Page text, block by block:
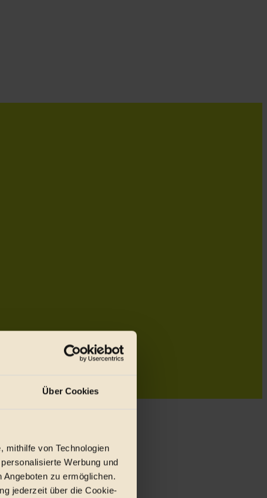
Über Cookies
mithilfe von Technologien
Werbung und
zu ermöglichen.
jederzeit über die Cookie-